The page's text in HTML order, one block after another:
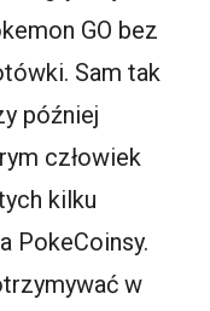
GO bez
Sam tak
później
człowiek
kilku
PokeCoinsy.
w